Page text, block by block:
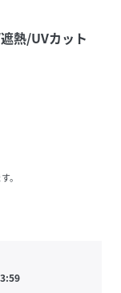
熱/UVカット
。